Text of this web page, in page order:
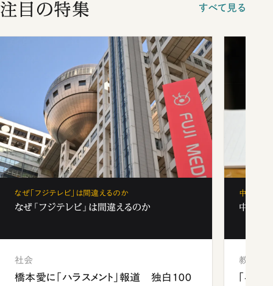
注目の特集 すべて見る
なぜ「フジテレビ」は間違えるのか
なぜ「フジテレビ」は間違えるのか
社会
橋本愛に「ハラスメント」報道 独白100
中学受験
中学受
教育
「早